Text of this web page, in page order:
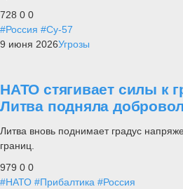
728 0 0
#Россия #Су-57
9 июня 2026Угрозы
НАТО стягивает силы к
Литва подняла
Литва вновь поднимает градус
границ.
979 0 0
#НАТО #Прибалтика #Россия